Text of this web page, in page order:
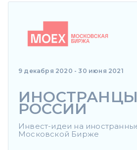
9 декабря 2020 - 30 июня 2021
РОССИИ
Инвест-идеи на
Московской Бирже